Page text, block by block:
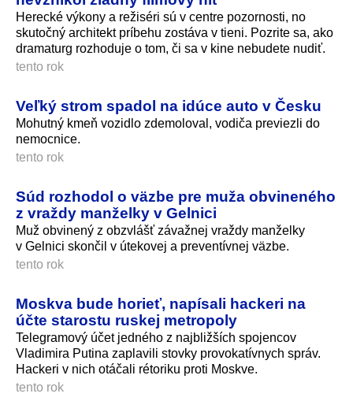
Herecké výkony a režiséri sú v centre pozornosti, no
skutočný architekt príbehu zostáva v tieni. Pozrite sa, ako
dramaturg rozhoduje o tom, či sa v kine nebudete nudiť.
tento rok
Veľký strom spadol na idúce auto v Česku
Mohutný kmeň vozidlo zdemoloval, vodiča previezli do
nemocnice.
tento rok
Súd rozhodol o väzbe pre muža obvineného
z vraždy manželky v Gelnici
Muž obvinený z obzvlášť závažnej vraždy manželky
v Gelnici skončil v útekovej a preventívnej väzbe.
tento rok
Moskva bude horieť, napísali hackeri na
účte starostu ruskej metropoly
Telegramový účet jedného z najbližších spojencov
Vladimira Putina zaplavili stovky provokatívnych správ.
Hackeri v nich otáčali rétoriku proti Moskve.
tento rok